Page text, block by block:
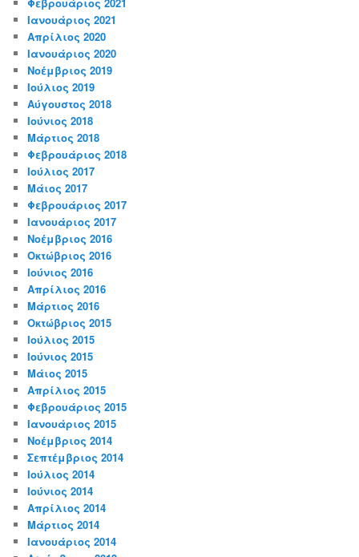
Ιανουάριος 2021
Απρίλιος 2020
Ιανουάριος 2020
Νοέμβριος 2019
Ιούλιος 2019
Αύγουστος 2018
Ιούνιος 2018
Μάρτιος 2018
Φεβρουάριος 2018
Ιούλιος 2017
Μάιος 2017
Φεβρουάριος 2017
Ιανουάριος 2017
Νοέμβριος 2016
Οκτώβριος 2016
Ιούνιος 2016
Απρίλιος 2016
Μάρτιος 2016
Οκτώβριος 2015
Ιούλιος 2015
Ιούνιος 2015
Μάιος 2015
Απρίλιος 2015
Φεβρουάριος 2015
Ιανουάριος 2015
Νοέμβριος 2014
Σεπτέμβριος 2014
Ιούλιος 2014
Ιούνιος 2014
Απρίλιος 2014
Μάρτιος 2014
Ιανουάριος 2014